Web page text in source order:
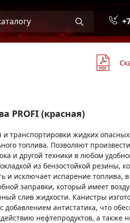
55299
PROFI (красная)
транспортировки жидких опасных
топлива. Позволяют
и другой техники в любом
из бензостойкой резины,
и исключает испарение топлива,
заправки, который имеет
слив жидкости. Канистры
добавлением антистатика, что
нефтепродуктов, а также